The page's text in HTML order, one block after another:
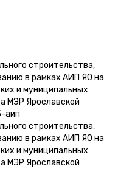
строительства,
в рамках АИП ЯО на
и муниципальных
МЭР Ярославской
аип
строительства,
в рамках АИП ЯО на
и муниципальных
МЭР Ярославской